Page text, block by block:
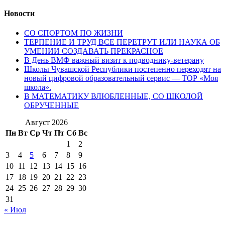
Новости
СО СПОРТОМ ПО ЖИЗНИ
ТЕРПЕНИЕ И ТРУД ВСЕ ПЕРЕТРУТ ИЛИ НАУКА ОБ
УМЕНИИ СОЗДАВАТЬ ПРЕКРАСНОЕ
В День ВМФ важный визит к подводнику-ветерану
Школы Чувашской Республики постепенно переходят на
новый цифровой образовательный сервис — ТОР «Моя
школа».
В МАТЕМАТИКУ ВЛЮБЛЕННЫЕ, СО ШКОЛОЙ
ОБРУЧЕННЫЕ
Август 2026
Пн Вт Ср Чт Пт Сб Вс
1
2
3
4 5 6 7 8
9
10 11 12 13 14 15 16
17 18 19 20 21 22 23
24 25 26 27 28 29 30
31
« Июл